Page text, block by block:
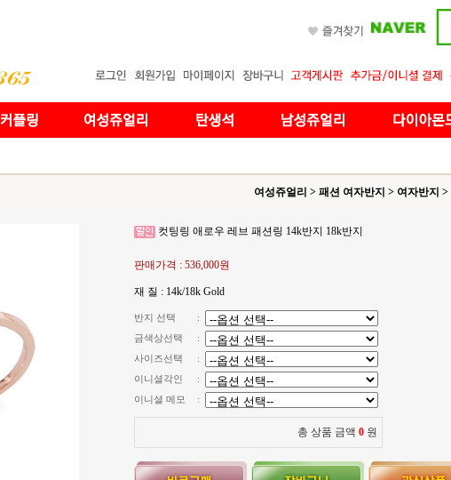
여성쥬얼리 > 패션 여자반지 > 여자반지 >
컷팅링 애로우 레브 패션링 14k반지 18k반지
판매가격 : 536,000원
재 질 : 14k/18k Gold
반지 선택
:
금색상선택
:
사이즈선택
:
이니셜각인
:
이니셜 메모
:
총 상품 금액 0 원